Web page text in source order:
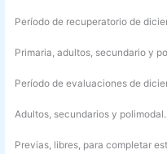
Período de recuperatorio de
Primaria, adultos, secundario y
Período de evaluaciones de
Adultos, secundarios y polimodal.
Previas, libres, para completar